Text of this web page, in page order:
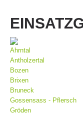
Ahrntal
Antholzertal
Bozen
Brixen
Bruneck
Gossensass - Pflersch
Gröden